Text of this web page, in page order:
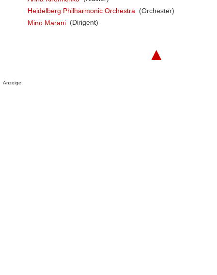
Heidelberg Philharmonic Orchestra
(Orchester)
Mino Marani (Dirigent)
▲
Anzeige